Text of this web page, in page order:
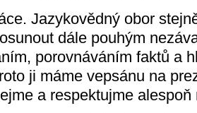
Jazykovědný obor
dále pouhým
porovnáváním faktů a
ji máme vepsánu na
a respektujme